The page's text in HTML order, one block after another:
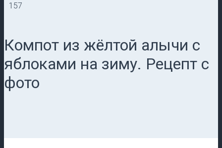
157
Компот из жёлтой алычи с
яблоками на зиму. Рецепт с
фото